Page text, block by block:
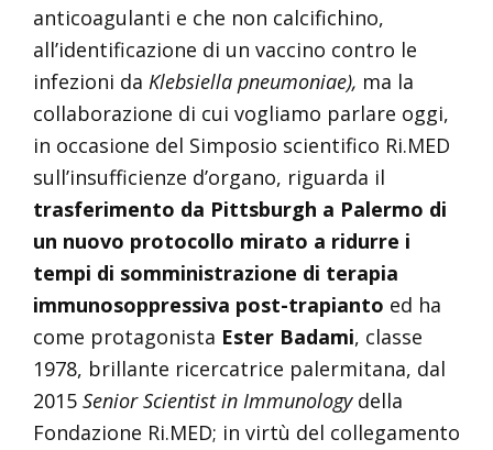
anticoagulanti e che non calcifichino,
all’identificazione di un vaccino contro le
infezioni da Klebsiella pneumoniae), ma la
collaborazione di cui vogliamo parlare oggi,
in occasione del Simposio scientifico Ri.MED
sull’insufficienze d’organo, riguarda il
trasferimento da Pittsburgh a Palermo di
un nuovo protocollo mirato a ridurre i
tempi di somministrazione di terapia
immunosoppressiva post-trapianto ed ha
come protagonista Ester Badami, classe
1978, brillante ricercatrice palermitana, dal
2015 Senior Scientist in Immunologydella
Fondazione Ri.MED; in virtù del collegamento